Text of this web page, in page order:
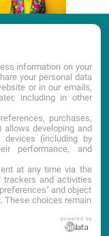
OUVERTES
TECHNIQUE
information on your
your personal data
or in our emails,
including in other
purchases,
allows developing and
(including by
performance, and
at any time via the
trackers and activities
and object
These choices remain
powered by